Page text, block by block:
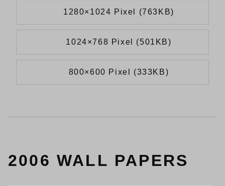
1280×1024 Pixel (763KB)
1024×768 Pixel (501KB)
800×600 Pixel (333KB)
2006 WALL PAPERS